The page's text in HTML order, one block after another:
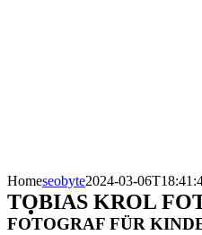
Homeseobyte2024-03-
TOBIAS KROL
FOTOGRAF FÜR